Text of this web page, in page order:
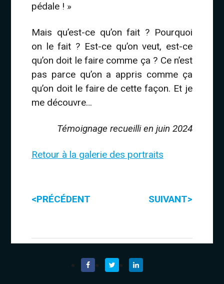
pédale ! »
Mais qu’est-ce qu’on fait ? Pourquoi
on le fait ? Est-ce qu’on veut, est-ce
qu’on doit le faire comme ça ? Ce n’est
pas parce qu’on a appris comme ça
qu’on doit le faire de cette façon. Et je
me découvre…
Témoignage recueilli en juin 2024
Retour à la galerie des portraits
< >